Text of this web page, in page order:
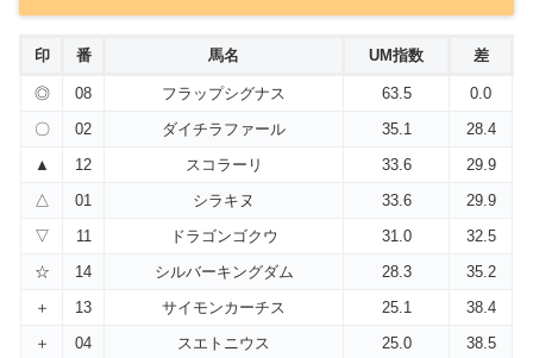
印 番 馬名 UM指数 差
◎ 08 フラップシグナス 63.5
0.0
〇
02 ダイチラファール 35.1
28.4
▲
12 スコラーリ 33.6
29.9
△
01 シラキヌ 33.6
29.9
▽
11 ドラゴンゴクウ 31.0
32.5
☆
14 シルバーキングダム 28.3
35.2
＋
13 サイモンカーチス 25.1
38.4
＋
04 スエトニウス 25.0
38.5